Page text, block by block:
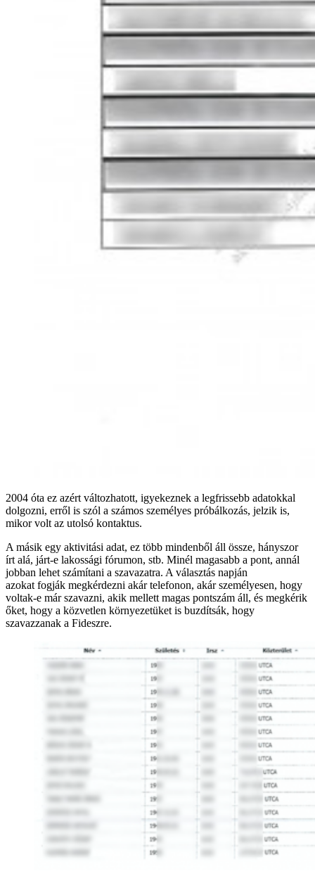
2004 óta ez azért változhatott, igyekeznek a legfrissebb adatokkal
dolgozni, erről is szól a számos személyes próbálkozás, jelzik is,
mikor volt az utolsó kontaktus.
A másik egy aktivitási adat, ez több mindenből áll össze, hányszor
írt alá, járt-e lakossági fórumon, stb. Minél magasabb a pont, annál
jobban lehet számítani a szavazatra. A választás napján
azokat fogják megkérdezni akár telefonon, akár személyesen, hogy
voltak-e már szavazni, akik mellett magas pontszám áll, és megkérik
őket, hogy a közvetlen környezetüket is buzdítsák, hogy
szavazzanak a Fideszre.